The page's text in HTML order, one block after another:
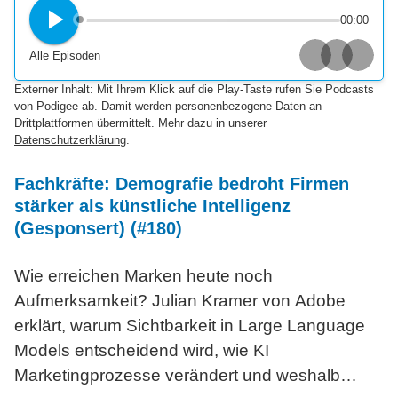
00:00
Alle Episoden
Apple PodcastsSpotify Deezer
Externer Inhalt: Mit Ihrem Klick auf die Play-Taste rufen Sie Podcasts
von Podigee ab. Damit werden personenbezogene Daten an
Drittplattformen übermittelt. Mehr dazu in unserer
Datenschutzerklärung.
Fachkräfte: Demografie bedroht Firmen
stärker als künstliche Intelligenz
(Gesponsert) (#180)
Wie erreichen Marken heute noch
Aufmerksamkeit? Julian Kramer von Adobe
erklärt, warum Sichtbarkeit in Large Language
Models entscheidend wird, wie KI
Marketingprozesse verändert und weshalb